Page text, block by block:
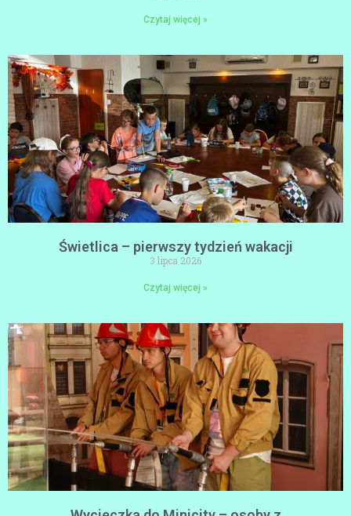
Czytaj więcej »
Świetlica – pierwszy tydzień wakacji
3 lipca 2026
Czytaj więcej »